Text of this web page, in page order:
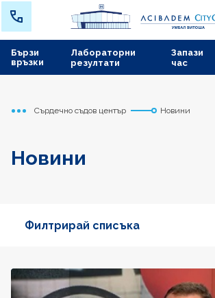
Лабораторни
резултати
Запази
час
Бързи
връзки
Начало
Сърдечно съдов център Новини
Новини
Филтрирай списъка